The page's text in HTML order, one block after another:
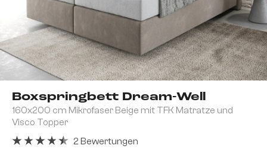
Boxspringbett Dream-Well
160x200 cm Mikrofaser Beige mit TFK Matratze und
Visco Topper
2 Bewertungen